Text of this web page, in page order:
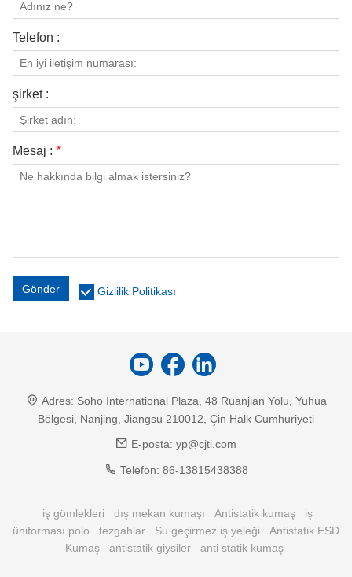
Telefon :
şirket :
Mesaj : *
Gönder Gizlilik Politikası
Adres: Soho International Plaza, 48 Ruanjian Yolu, Yuhua
Bölgesi, Nanjing, Jiangsu 210012, Çin Halk Cumhuriyeti
E-posta: yp@cjti.com
Telefon: 86-13815438388
iş gömlekleri dış mekan kumaşı Antistatik kumaş
iş
üniforması polo
tezgahlar Su geçirmez iş yeleği
Antistatik ESD
Kumaş
antistatik giysiler anti statik kumaş